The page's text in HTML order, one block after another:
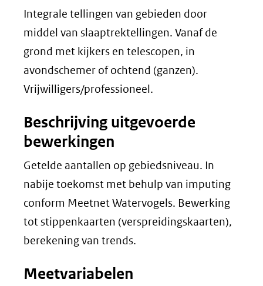
Integrale tellingen van gebieden door
middel van slaaptrektellingen. Vanaf de
grond met kijkers en telescopen, in
avondschemer of ochtend (ganzen).
Vrijwilligers/professioneel.
Beschrijving uitgevoerde
bewerkingen
Getelde aantallen op gebiedsniveau. In
nabije toekomst met behulp van imputing
conform Meetnet Watervogels. Bewerking
tot stippenkaarten (verspreidingskaarten),
berekening van trends.
Meetvariabelen